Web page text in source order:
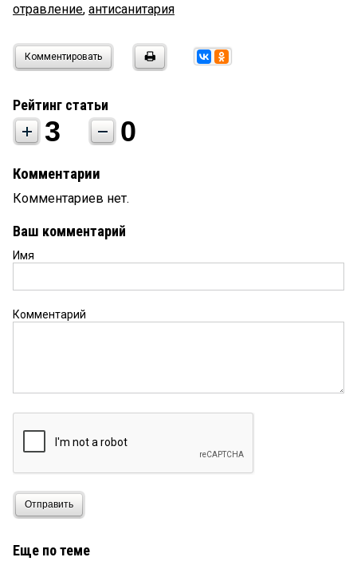
отравление, антисанитария
Комментировать
Рейтинг статьи
3 0
Комментарии
Комментариев нет.
Ваш комментарий
Имя
Комментарий
Отправить
Еще по теме